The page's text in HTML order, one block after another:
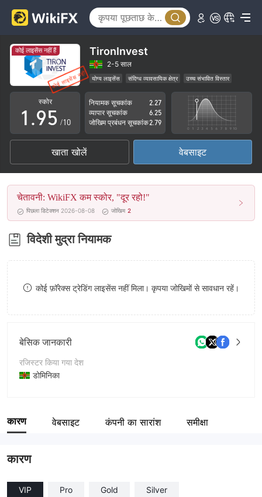
कोई लाइसेंस नहीं हैं TironInvest
2-5 साल
योग्य लाइसेंस संदिग्ध व्यावसायिक क्षेत्र उच्च संभावित विस्तार
स्कोर
0
1
2
3
4
5
6
7
8
.
5
6
7
8
9
1
2
3
4
5
6
7
8
9
/10
नियामक सूचकांक
2.27
व्यापार सूचकांक
6.25
जोखिम प्रबंधन सूचकांक2.79
खाता खोलें वेबसाइट
चेतावनी: WikiFX कम स्कोर, "दूर रहो!"
पिछला डिटेक्शन 2026-08-08 जोखिम 2
विदेशी मुद्रा नियामक
कोई फ़ॉरेक्स ट्रेडिंग लाइसेंस नहीं मिला। कृपया जोखिमों से सावधान रहें।
बेसिक जानकारी
रजिस्टर किया गया देश
डोमिनिका
कंपनी का नाम
कारण वेबसाइट कंपनी का सारांश समीक्षा
कारण
VIP Pro Gold Silver